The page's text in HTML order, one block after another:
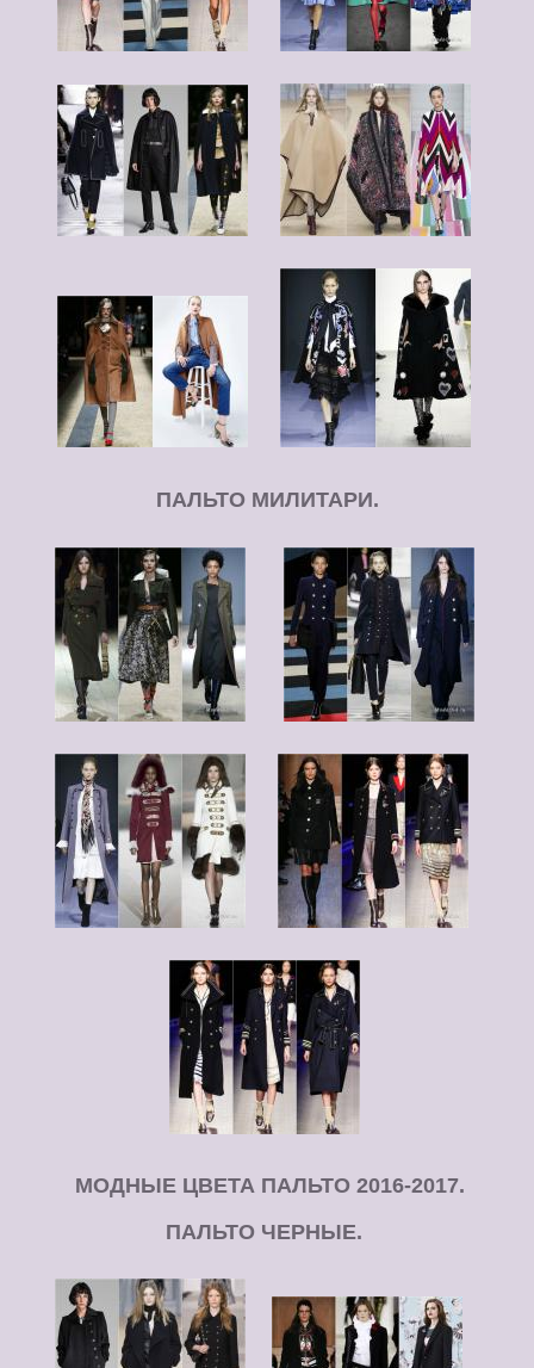
ПАЛЬТО МИЛИТАРИ.
МОДНЫЕ ЦВЕТА ПАЛЬТО 2016-2017.
ПАЛЬТО ЧЕРНЫЕ.